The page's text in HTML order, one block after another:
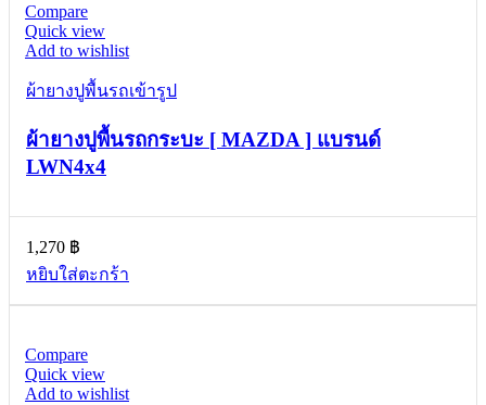
Compare
Quick view
Add to wishlist
ผ้ายางปูพื้นรถเข้ารูป
ผ้ายางปูพื้นรถกระบะ [ MAZDA ] แบรนด์
LWN4x4
1,270 ฿
หยิบใส่ตะกร้า
Compare
Quick view
Add to wishlist